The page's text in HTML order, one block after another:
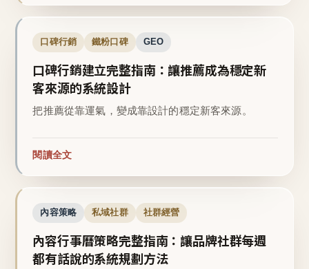
口碑行銷 鐵粉口碑 GEO
口碑行銷建立完整指南：讓推薦成為穩定新
客來源的系統設計
把推薦從靠運氣，變成靠設計的穩定新客來源。
閱讀全文
內容策略 私域社群 社群經營
內容行事曆策略完整指南：讓品牌社群每週
都有話說的系統規劃方法